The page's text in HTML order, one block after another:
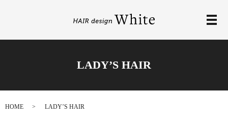
メ
LADY’S HAIR
HOME LADY’S HAIR